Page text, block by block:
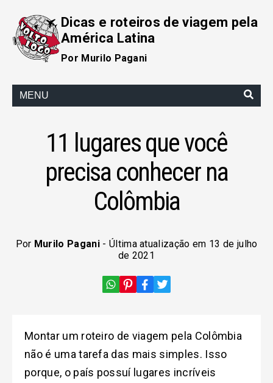
Dicas e roteiros de viagem pela
América Latina
Por Murilo Pagani
MENU
11 lugares que você
precisa conhecer na
Colômbia
Por Murilo Pagani- Última atualização em 13 de julho
de 2021
Montar um roteiro de viagem pela Colômbia
não é uma tarefa das mais simples. Isso
porque, o país possuí lugares incríveis